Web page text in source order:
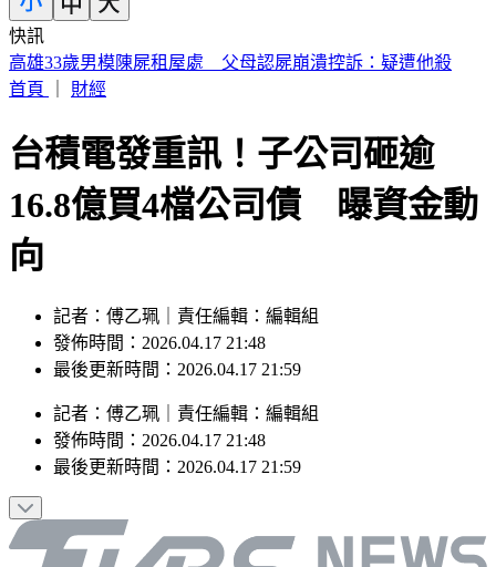
快訊
知名韓系婚紗店爆倒閉跑路 業者發聲了
首頁
財經
台積電發重訊！子公司砸逾
16.8億買4檔公司債 曝資金動
向
記者：傅乙珮｜責任編輯：編輯組
發佈時間：2026.04.17 21:48
最後更新時間：2026.04.17 21:59
記者 ： 傅乙珮 責任編輯 ： 編輯組
發佈時間： 2026.04.17 21:48
最後更新時間： 2026.04.17 21:59